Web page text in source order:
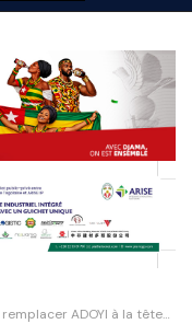
à la tête du commissariat des Impôts?